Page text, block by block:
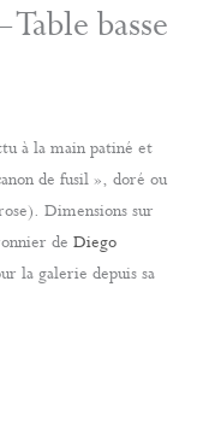
basse
à la main patiné et
de fusil », doré ou
Dimensions sur
de Diego
la galerie depuis sa